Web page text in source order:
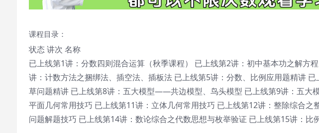
课程目录：
状态 讲次 名称
已上线第1讲：分数四则混合运算（秋季课程） 已上线第2讲：初中基本功之解方
讲：计数方法之捆绑法、插空法、插板法 已上线第5讲：分数、比例应用题精讲
草问题精讲 已上线第8讲：五大模型——共边模型、鸟头模型 已上线第9讲：五大
平面几何常用技巧 已上线第11讲：立体几何常用技巧 已上线第12讲：整除综合之
问题解题技巧 已上线第14讲：数论综合之代数思想与枚举验证 已上线第15讲：比